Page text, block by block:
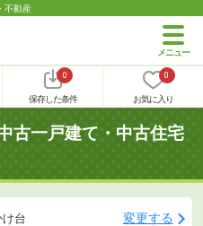
不動産
0
保存した条件
0
お気に入り
古一戸建て・中古住宅
台 変更する